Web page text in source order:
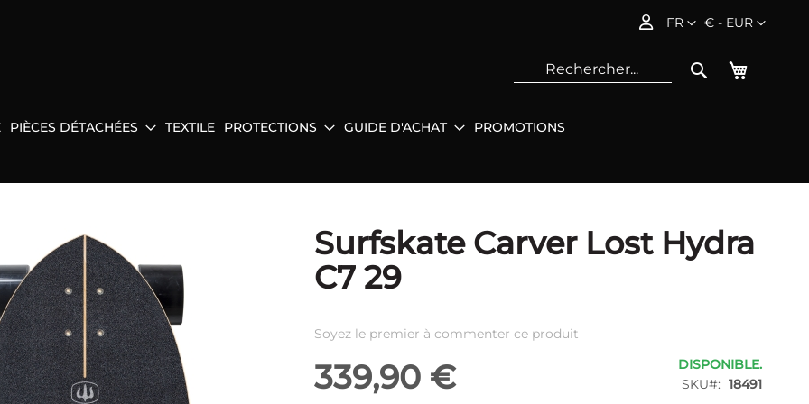
Devise
€ - EUR
Langue
FR
Mon
Rechercher
PIÈCES DÉTACHÉES TEXTILE PROTECTIONS GUIDE D'ACHAT PROMOTIONS
Surfskate Carver Lost Hydra
C7 29
Soyez le premier à commenter ce produit
339,90 €
DISPONIBLE.
SKU
18491